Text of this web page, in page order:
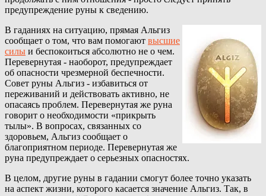
предупреждение руны к сведению.
В гаданиях на ситуацию, прямая Альгиз
сообщает о том, что вам помогают высшие
силы и беспокоиться абсолютно не о чем.
Перевернутая - наоборот, предупреждает
об опасности чрезмерной беспечности.
Совет руны Альгиз - избавиться от
переживаний и действовать активно, не
опасаясь проблем. Перевернутая же руна
говорит о необходимости «прикрыть
тылы». В вопросах, связанных со
здоровьем, Альгиз сообщает о
благоприятном периоде. Перевернутая же
руна предупреждает о серьезных опасностях.
В целом, другие руны в гадании смогут более точно указать
на аспект жизни, которого касается значение Альгиз. Так, в